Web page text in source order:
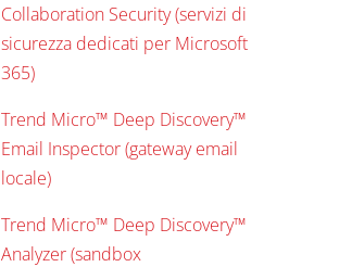
Collaboration Security (servizi di
sicurezza dedicati per Microsoft
365)
Trend Micro™ Deep Discovery™
Email Inspector (gateway email
locale)
Trend Micro™ Deep Discovery™
Analyzer (sandbox